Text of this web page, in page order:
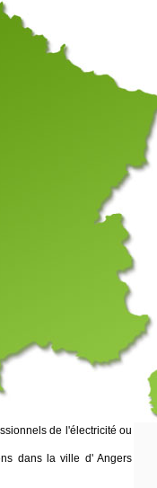
de l'électricité ou
dans la ville d' Angers